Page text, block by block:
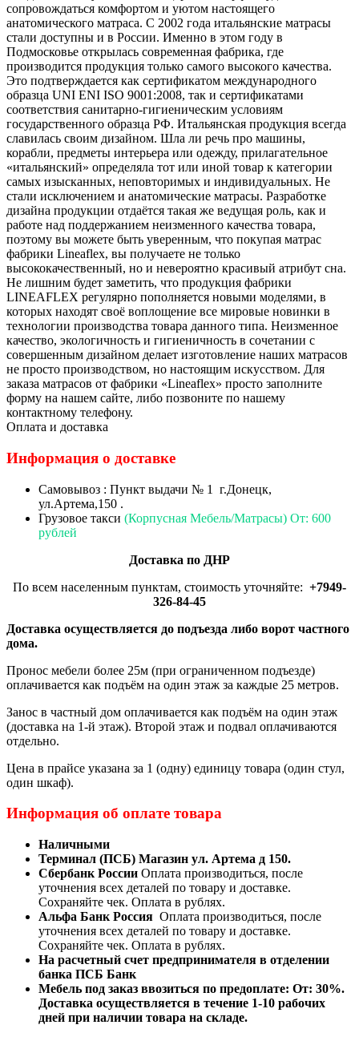
сопровождаться комфортом и уютом настоящего
анатомического матраса. С 2002 года итальянские матрасы
стали доступны и в России. Именно в этом году в
Подмосковье открылась современная фабрика, где
производится продукция только самого высокого качества.
Это подтверждается как сертификатом международного
образца UNI ENI ISO 9001:2008, так и сертификатами
соответствия санитарно-гигиеническим условиям
государственного образца РФ. Итальянская продукция всегда
славилась своим дизайном. Шла ли речь про машины,
корабли, предметы интерьера или одежду, прилагательное
«итальянский» определяла тот или иной товар к категории
самых изысканных, неповторимых и индивидуальных. Не
стали исключением и анатомические матрасы. Разработке
дизайна продукции отдаётся такая же ведущая роль, как и
работе над поддержанием неизменного качества товара,
поэтому вы можете быть уверенным, что покупая матрас
фабрики Lineaflex, вы получаете не только
высококачественный, но и невероятно красивый атрибут сна.
Не лишним будет заметить, что продукция фабрики
LINEAFLEX регулярно пополняется новыми моделями, в
которых находят своё воплощение все мировые новинки в
технологии производства товара данного типа. Неизменное
качество, экологичность и гигиеничность в сочетании с
совершенным дизайном делает изготовление наших матрасов
не просто производством, но настоящим искусством. Для
заказа матрасов от фабрики «Lineaflex» просто заполните
форму на нашем сайте, либо позвоните по нашему
контактному телефону.
Оплата и доставка
Информация о доставке
Самовывоз : Пункт выдачи № 1 г.Донецк,
ул.Артема,150 .
Грузовое такси (Корпусная Мебель/Матрасы) От: 600
рублей
Доставка по ДНР
По всем населенным пунктам, стоимость уточняйте: +7949-
326-84-45
Доставка осуществляется до подъезда либо ворот частного
дома.
Пронос мебели более 25м (при ограниченном подъезде)
оплачивается как подъём на один этаж за каждые 25 метров.
Занос в частный дом оплачивается как подъём на один этаж
(доставка на 1-й этаж). Второй этаж и подвал оплачиваются
отдельно.
Цена в прайсе указана за 1 (одну) единицу товара (один стул,
один шкаф).
Информация об оплате товара
Наличными
Терминал (ПСБ) Магазин ул. Артема д 150.
Сбербанк России Оплата производиться, после
уточнения всех деталей по товару и доставке.
Сохраняйте чек. Оплата в рублях.
Альфа Банк Россия Оплата производиться, после
уточнения всех деталей по товару и доставке.
Сохраняйте чек. Оплата в рублях.
На расчетный счет предпринимателя в отделении
банка ПСБ Банк
Мебель под заказ ввозиться по предоплате: От: 30%.
Доставка осуществляется в течение 1-10 рабочих
дней при наличии товара на складе.